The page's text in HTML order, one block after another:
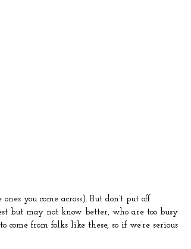
you come across). But don’t put off
but may not know better, who are too busy
from folks like these, so if we’re serious